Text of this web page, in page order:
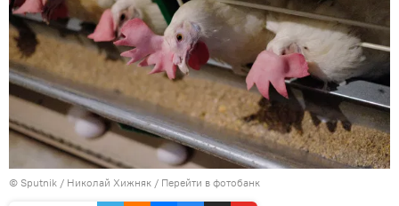
© Sputnik / Николай Хижняк / Перейти в фотобанк